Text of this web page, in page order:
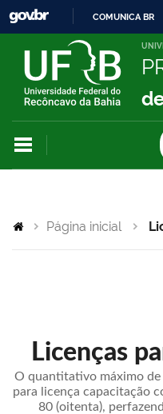
COMUNICA BR
Página inicial
Licenças
O quantitativo máximo de
para licença capacitação
80 (oitenta),